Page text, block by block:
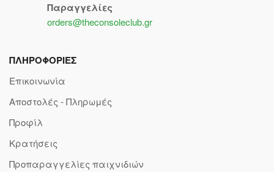
Παραγγελίες
orders@theconsoleclub.gr
ΠΛΗΡΟΦΟΡΙΕΣ
Επικοινωνία
Αποστολές - Πληρωμές
Προφίλ
Κρατήσεις
Προπαραγγελίες παιχνιδιών